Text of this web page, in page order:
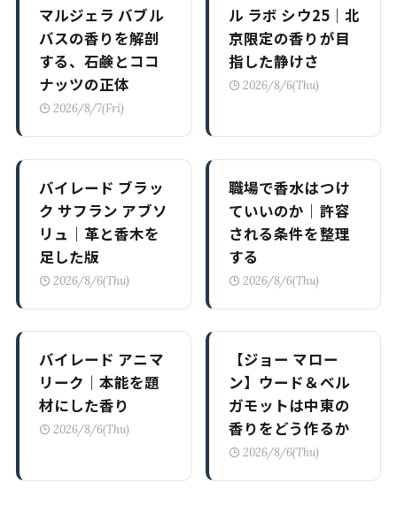
マルジェラ バブル
バスの香りを解剖
する、石鹸とココ
ナッツの正体
2026/8/7(Fri)
ル ラボ シウ25｜北
京限定の香りが目
指した静けさ
2026/8/6(Thu)
バイレード ブラッ
ク サフラン アブソ
リュ｜革と香木を
足した版
2026/8/6(Thu)
職場で香水はつけ
ていいのか｜許容
される条件を整理
する
2026/8/6(Thu)
バイレード アニマ
リーク｜本能を題
材にした香り
2026/8/6(Thu)
【ジョー マロー
ン】ウード＆ベル
ガモットは中東の
香りをどう作るか
2026/8/6(Thu)